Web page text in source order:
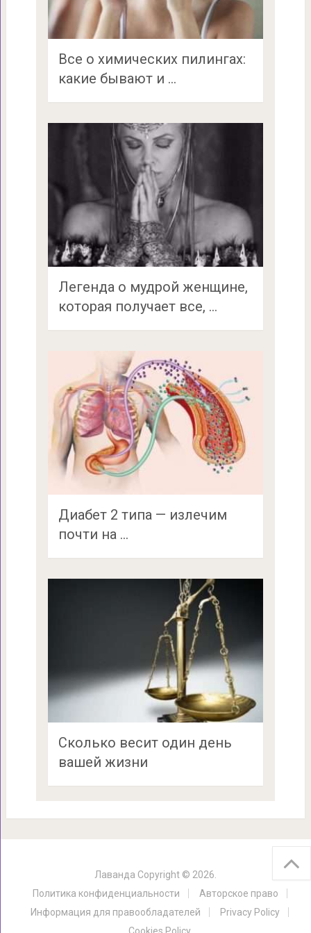
Все о химических пилингах:
какие бывают и …
Легенда о мудрой женщине,
которая получает все, …
Диабет 2 типа — излечим
почти на …
Сколько весит один день
вашей жизни
Лаванда Copyright © 2026.
Политика конфиденциальности
Авторское право
Информация для правообладателей
Privacy Policy